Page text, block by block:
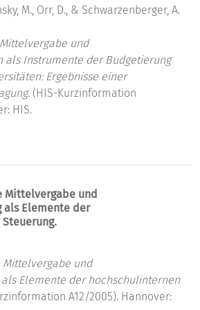
M., Orr, D., & Schwarzenberger, A.
und
als Instrumente der Budgetierung
Ergebnisse einer
(HIS-Kurzinformation
HIS.
Mittelvergabe und
als Elemente der
Mittelvergabe und
Elemente der hochschulinternen
A12/2005). Hannover: